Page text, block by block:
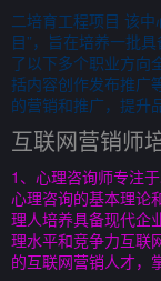
二培育工程项目 该
目”，旨在培养一批
了以下多个职业方向
括内容创作发布推广
的营销和推广，提升
互联网营销师
1、心理咨询师专注
心理咨询的基本理论
理人培养具备现代企
理水平和竞争力互联
的互联网营销人才，